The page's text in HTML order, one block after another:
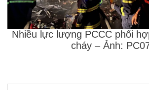
Nhiều lực lượng PCCC phối
cháy – Ảnh: